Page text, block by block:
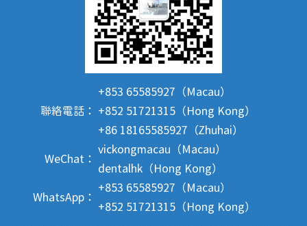
聯絡電話：
+853 65585927（Macau）
+852 51721315（Hong Kong）
+86 18165585927（Zhuhai）
WeChat：
vickongmacau（Macau）
dentalhk（Hong Kong）
WhatsApp：
+853 65585927（Macau）
+852 51721315（Hong Kong）